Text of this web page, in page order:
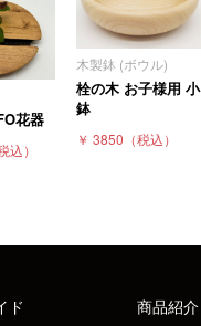
花器
込）
木製鉢 (ボウル)
栓の木 お子様用 小
鉢
￥ 3850 （税込）
ド 商品紹介